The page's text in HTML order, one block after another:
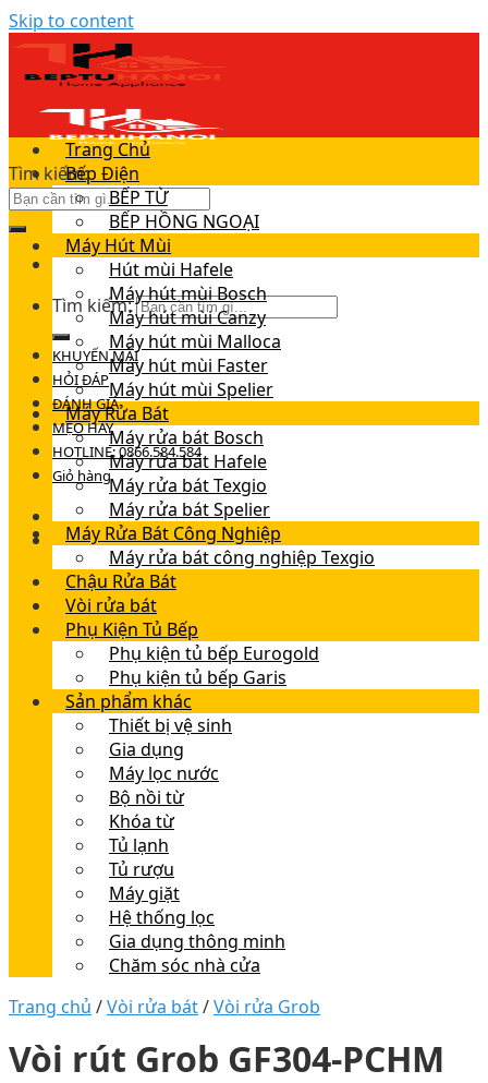
Skip to content
Tìm kiếm:
Tìm kiếm:
KHUYẾN MÃI
HỎI ĐÁP
ĐÁNH GIÁ
MẸO HAY
HOTLINE: 0866.584.584
Giỏ hàng
Trang Chủ
Bếp Điện
BẾP TỪ
BẾP HỒNG NGOẠI
Máy Hút Mùi
Hút mùi Hafele
Máy hút mùi Bosch
Máy hút mùi Canzy
Máy hút mùi Malloca
Máy hút mùi Faster
Máy hút mùi Spelier
Máy Rửa Bát
Máy rửa bát Bosch
Máy rửa bát Hafele
Máy rửa bát Texgio
Máy rửa bát Spelier
Máy Rửa Bát Công Nghiệp
Máy rửa bát công nghiệp Texgio
Chậu Rửa Bát
Vòi rửa bát
Phụ Kiện Tủ Bếp
Phụ kiện tủ bếp Eurogold
Phụ kiện tủ bếp Garis
Sản phẩm khác
Thiết bị vệ sinh
Gia dụng
Máy lọc nước
Bộ nồi từ
Khóa từ
Tủ lạnh
Tủ rượu
Máy giặt
Hệ thống lọc
Gia dụng thông minh
Chăm sóc nhà cửa
Trang chủ /Vòi rửa bát/Vòi rửa Grob
Vòi rút Grob GF304-PCHM